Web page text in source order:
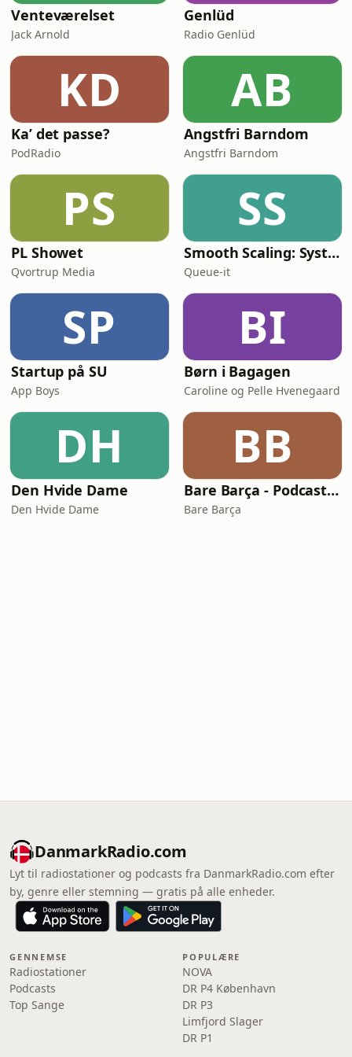
Venteværelset
Jack Arnold
Genlüd
Radio Genlüd
KD
Ka’ det passe?
PodRadio
AB
Angstfri Barndom
Angstfri Barndom
PS
PL Showet
Qvortrup Media
SS
Smooth Scaling: System Design for High Traffic
Queue-it
SP
Startup på SU
App Boys
BI
Børn i Bagagen
Caroline og Pelle Hvenegaard
DH
Den Hvide Dame
Den Hvide Dame
BB
Bare Barça - Podcasten om FC Barcelona
Bare Barça
DanmarkRadio.com
Lyt til radiostationer og podcasts fra DanmarkRadio.com efter
by, genre eller stemning — gratis på alle enheder.
GENNEMSE
Radiostationer
Podcasts
Top Sange
POPULÆRE
NOVA
DR P4 København
DR P3
Limfjord Slager
DR P1